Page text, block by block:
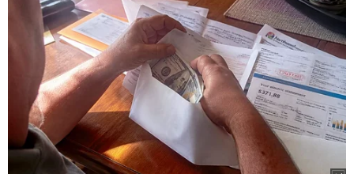
tất thủ tục giải thể, tăng 26,8%, cho thấy áp lực
đối với doanh nghiệp vẫn lớn.
Cộng đồng doanh nghiệp cũng nhận định còn
nhiều rủi ro và thách thức tồn tại có thể ảnh
hưởng đến mục tiêu tăng trưởng, do đó, cần
những bước đi chiến lược, triển khai các giải
pháp phù hợp để kích thích và tận dụng cơ hội,